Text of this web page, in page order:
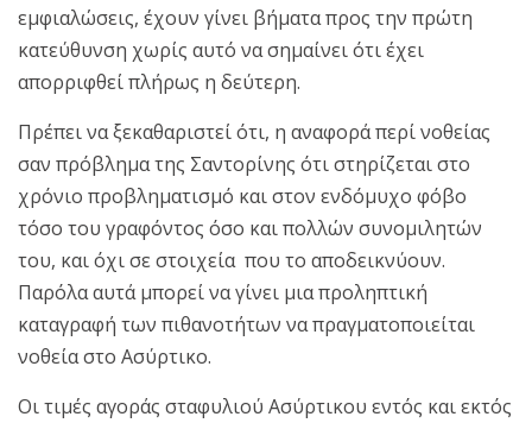
εμφιαλώσεις, έχουν γίνει βήματα προς την πρώτη
κατεύθυνση χωρίς αυτό να σημαίνει ότι έχει
απορριφθεί πλήρως η δεύτερη.
Πρέπει να ξεκαθαριστεί ότι, η αναφορά περί νοθείας
σαν πρόβλημα της Σαντορίνης ότι στηρίζεται στο
χρόνιο προβληματισμό και στον ενδόμυχο φόβο
τόσο του γραφόντος όσο και πολλών συνομιλητών
του, και όχι σε στοιχεία που το αποδεικνύουν.
Παρόλα αυτά μπορεί να γίνει μια προληπτική
καταγραφή των πιθανοτήτων να πραγματοποιείται
νοθεία στο Ασύρτικο.
Οι τιμές αγοράς σταφυλιού Ασύρτικου εντός και εκτός